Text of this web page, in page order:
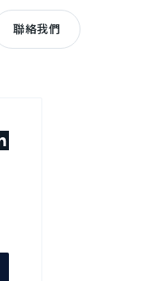
聯絡我們